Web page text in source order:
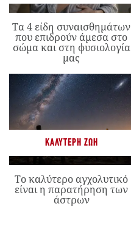
Τα 4 είδη συναισθημάτων
που επιδρούν άμεσα στο
σώμα και στη φυσιολογία
μας
ΚΑΛΎΤΕΡΗ ΖΩΉ
Το καλύτερο αγχολυτικό
είναι η παρατήρηση των
άστρων